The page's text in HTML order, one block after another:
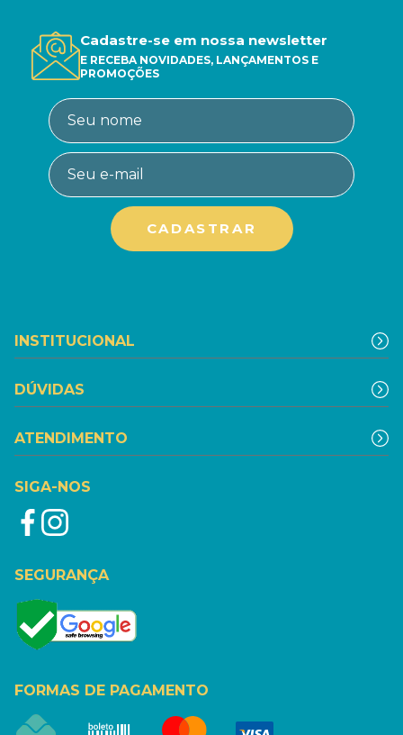
Cadastre-se em nossa newsletter
E RECEBA NOVIDADES, LANÇAMENTOS E
PROMOÇÕES
INSTITUCIONAL
DÚVIDAS
ATENDIMENTO
SIGA-NOS
SEGURANÇA
FORMAS DE PAGAMENTO